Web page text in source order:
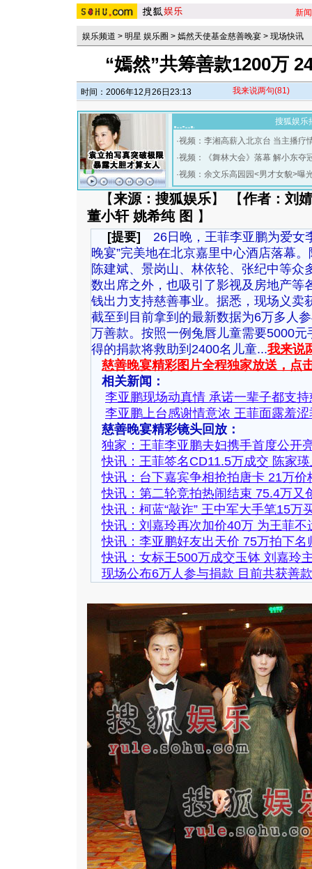
新闻
娱乐频道 > 明星 娱乐圈 > 嫣然天使基金慈善晚宴 > 现场快讯
“嫣然”共筹善款1200万
时间：2006年12月26日23:13 我来说两句(81)
搜狐娱乐
·视频：李湘高薪入北京台 当主播疗
·视频：《舞林大会》落幕 解小东夺
·视频：余文乐高园园<男才女貌>曝
【来源：搜狐娱乐】 【作者：刘
董小轩 姚希纯 图 】
[提要]
26日晚，王菲李亚鹏为爱女
晚宴”完美地在北京嘉里中心酒店落幕
陈建斌、景岗山、林依轮、张纪中等众
数出席之外，也吸引了影视及房地产等
钱出力支持慈善事业。据悉，现场义卖
截至到目前拿到的最新数据为6万多人
万善款。按照一例兔唇儿童需要5000
得的捐款将救助到2400名儿童...我来说
慈善晚宴精彩图片全程独家放送，点
相关新闻：
李亚鹏现场动真情 承诺一辈子都支
李亚鹏上台感谢情意浓 王菲面露羞
慈善晚宴精彩镜头回放：
独家：王菲李亚鹏夫妇携手首度公开
快讯：王菲签名CD11.5万成交 陈家
快讯：台下嘉宾争相抢拍唐卡 21万价
快讯：第二轮竞拍热闹结束 75.4万又
快讯：柯蓝“敲诈” 王中军大手笔15万
快讯：刘嘉玲再次加价40万 为王菲不
快讯：李亚鹏好友出天价 75万拍下名
快讯：女标王500万成交玉钵 刘嘉玲
现场公布6万人参与捐款 目前共获善